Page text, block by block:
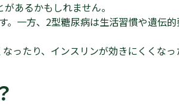
あるかもしれません。
。一方、2型糖尿病は生活習慣や遺伝的
ったり、インスリンが効きにくくなっ